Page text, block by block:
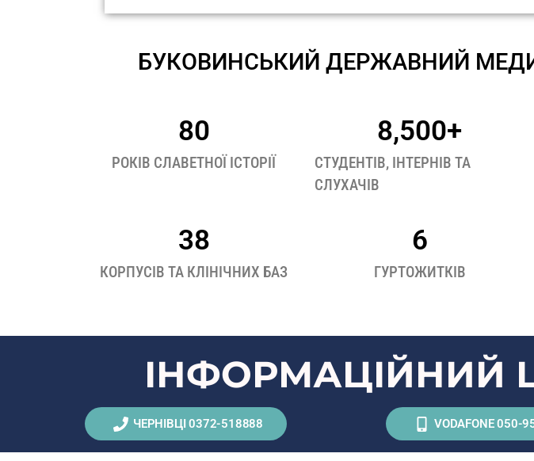
БУКОВИНСЬКИЙ ДЕРЖАВНИЙ
РОКІВ СЛАВЕТНОЇ ІСТОРІЇ
80
СТУДЕНТІВ, ІНТЕРНІВ ТА
СЛУХАЧІВ
8,500+
КОРПУСІВ ТА КЛІНІЧНИХ БАЗ
38
ГУРТОЖИТКІВ
6
ІНФОРМАЦІЙНИЙ
ЧЕРНІВЦІ 0372-518888 VODAFONE 050-